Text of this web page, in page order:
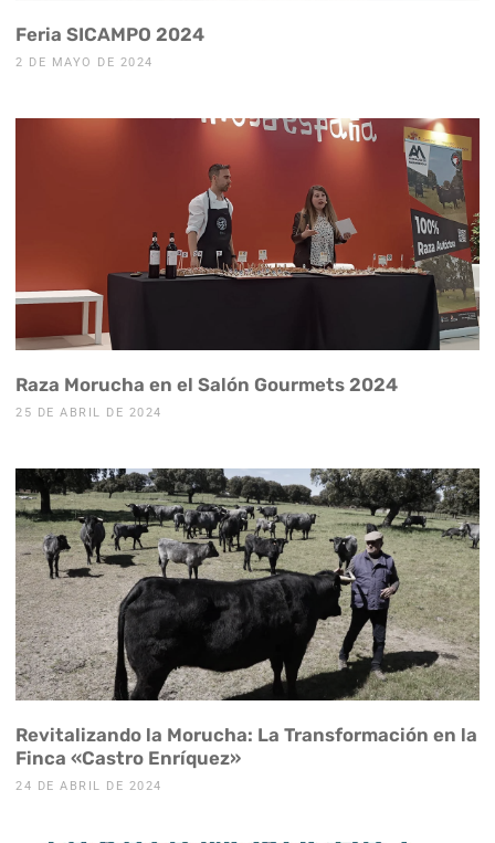
Feria SICAMPO 2024
2 DE MAYO DE 2024
Raza Morucha en el Salón Gourmets 2024
25 DE ABRIL DE 2024
Revitalizando la Morucha: La Transformación en la
Finca «Castro Enríquez»
24 DE ABRIL DE 2024